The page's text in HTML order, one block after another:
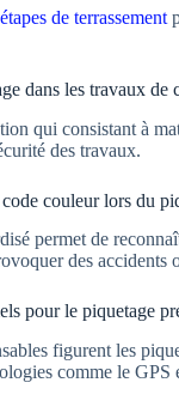
de terrassement
dans les travaux de
qui consistant à
des travaux.
couleur lors du
permet de
des accidents
pour le piquetage
figurent les
comme le GPS